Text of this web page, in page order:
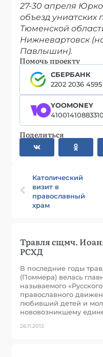
27-30 апреля
объезд униатских
Тюменской
Нижневартовск
Павлышин).
Помочь проекту
СБЕРБАНК
2202 2036
YOOMONEY
41001410883310
Поделиться
Католический
визит в
православный
храм
Травля сщмч.
РСХД
В последние годы
(Поммера) велась
называемого
православного
любивший детей и
нововозникшему
26.11.2012